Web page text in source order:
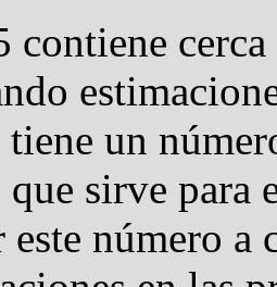
contiene
tiene un
sirve para
este número